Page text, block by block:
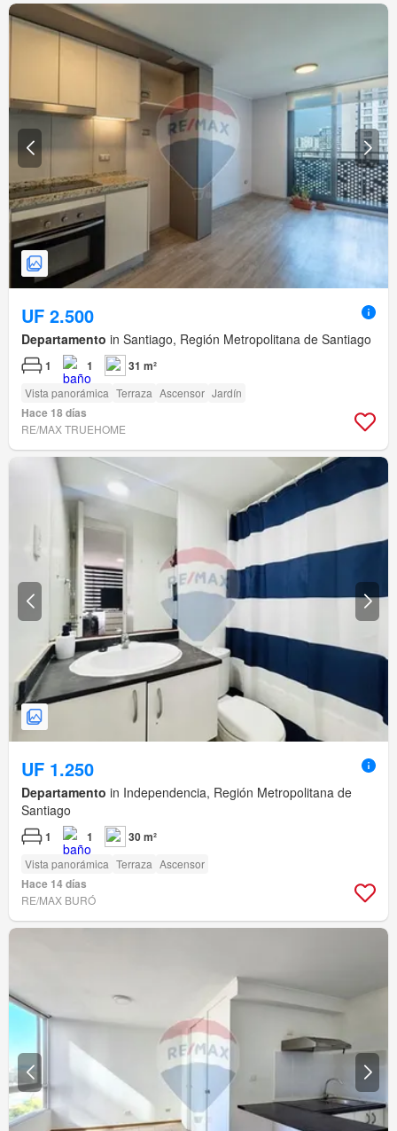
UF 2.500
Departamento in Santiago, Región Metropolitana de Santiago
1 1 31 m²
Vista panorámica Terraza Ascensor Jardín
Hace 18 días
RE/MAX TRUEHOME
UF 1.250
Departamento in Independencia, Región Metropolitana de
Santiago
1 1 30 m²
Vista panorámica Terraza Ascensor
Hace 14 días
RE/MAX BURÓ